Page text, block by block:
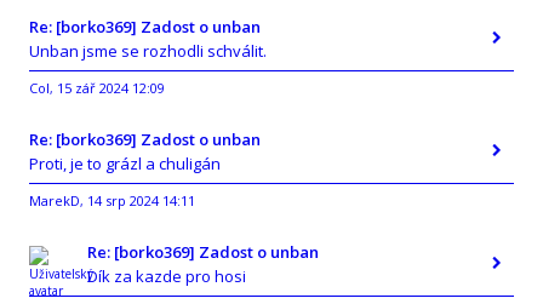
Re: [borko369] Zadost o unban
Unban jsme se rozhodli schválit.
Col, 15 zář 2024 12:09
Re: [borko369] Zadost o unban
Proti, je to grázl a chuligán
MarekD, 14 srp 2024 14:11
Re: [borko369] Zadost o unban
Dík za kazde pro hosi